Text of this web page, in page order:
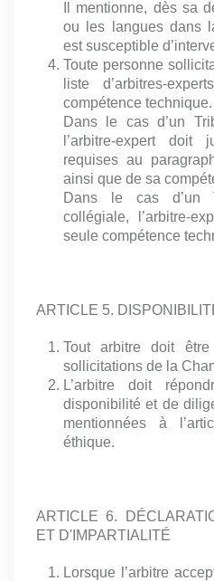
Il mentionne, dès sa
ou les langues dans
est susceptible
Toute personne
liste d’arbitres-
compétence technique.
Dans le cas d’un
l’arbitre-expert doit
requises au
ainsi que de sa
Dans le cas d’un
collégiale, l’arbitre-
seule compétence
ARTICLE 5.
Tout arbitre doit
sollicitations de la
L’arbitre doit
disponibilité et de
mentionnées à
éthique.
ARTICLE 6.
ET D'IMPARTIALITÉ
Lorsque l’arbitre